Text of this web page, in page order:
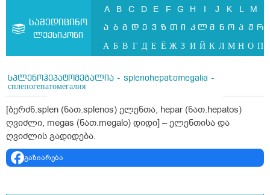
სამედიცინო
ლექსიკონი
A B C D E F G H I J K L M
ა ბ გ დ ე ვ ზ თ ი კ ლ მ ნ ო პ ჟ რ
А Б В Г Д Е Ё Ж З И Й К Л М Н О П
სპლენოჰეპატომეგალია - splenohepatomegalia -
спленогепатомегалия
[ბერძნ.splen (ნათ.splenos) ელენთა, hepar (ნათ.hepatos)
ღვიძლი, megas (ნათ.megalo) დიდი] – ელენთისა და
ღვიძლის გადიდება.
გაზიარება